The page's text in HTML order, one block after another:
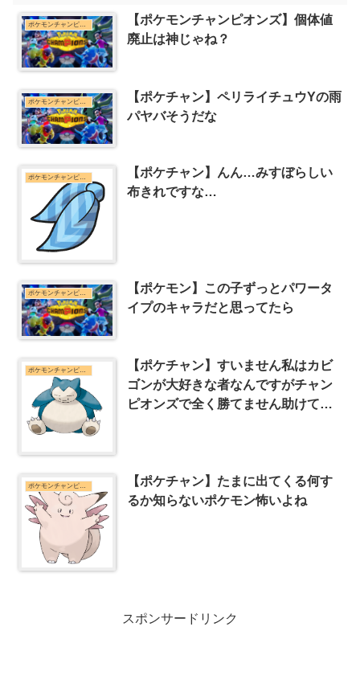
ポケモンチャンピオンズまとめ
【ポケモンチャンピオンズ】個体値
廃止は神じゃね？
【ポケチャン】ペリライチュウYの雨
パヤバそうだな
ポケモンチャンピオンズまとめ
【ポケチャン】んん…みすぼらしい
布きれですな…
ポケモンチャンピオンズまとめ
【ポケモン】この子ずっとパワータ
イプのキャラだと思ってたら
【ポケチャン】すいません私はカビ
ゴンが大好きな者なんですがチャン
ピオンズで全く勝てません助けてく
【ポケチャン】たまに出てくる何す
るか知らないポケモン怖いよね
スポンサードリンク